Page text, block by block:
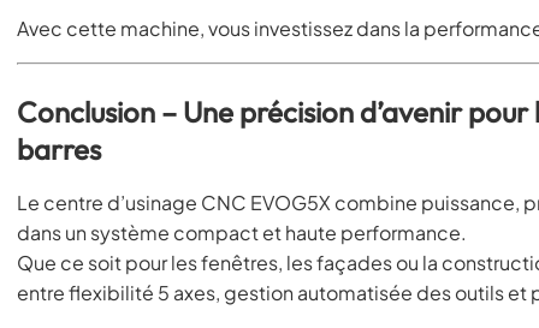
Avec cette machine, vous investissez dans la
Conclusion – Une précision d’avenir
barres
Le centre d’usinage CNC EVOG5X combine
dans un système compact et haute performance.
Que ce soit pour les fenêtres, les façades ou la
entre flexibilité 5 axes, gestion automatisée des outils et